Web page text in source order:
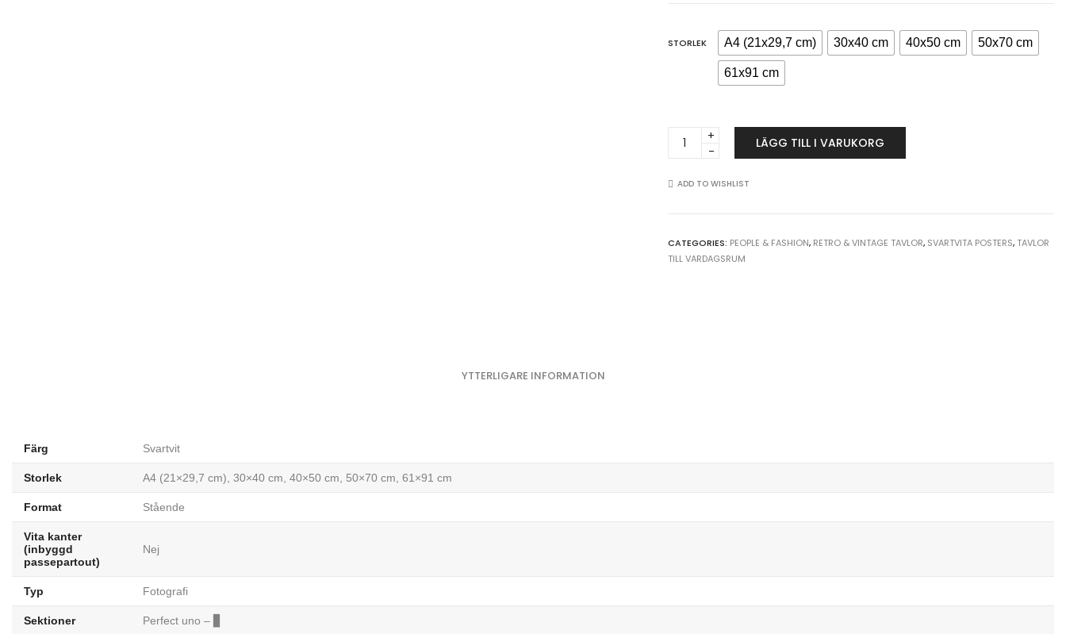
STORLEK A4 (21x29,7 cm) 30x40 cm 40x50 cm 50x70 cm
61x91 cm
The
Pretty
-
quantity
LÄGG TILL I VARUKORG
ADD TO WISHLIST
CATEGORIES: PEOPLE & FASHION, RETRO & VINTAGE TAVLOR, SVARTVITA POSTERS, TAVLOR
TILL VARDAGSRUM
YTTERLIGARE INFORMATION
Färg Svartvit
Storlek A4 (21×29,7 cm), 30×40 cm, 40×50 cm, 50×70 cm, 61×91 cm
Format Stående
Vita kanter
(inbyggd
passepartout)
Nej
Typ Fotografi
Sektioner Perfect uno – ▊